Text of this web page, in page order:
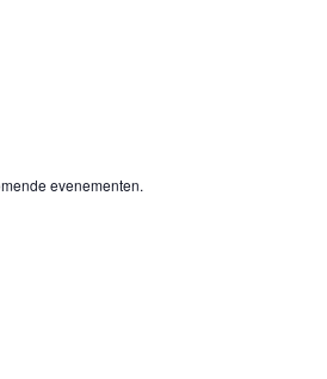
evenementen.